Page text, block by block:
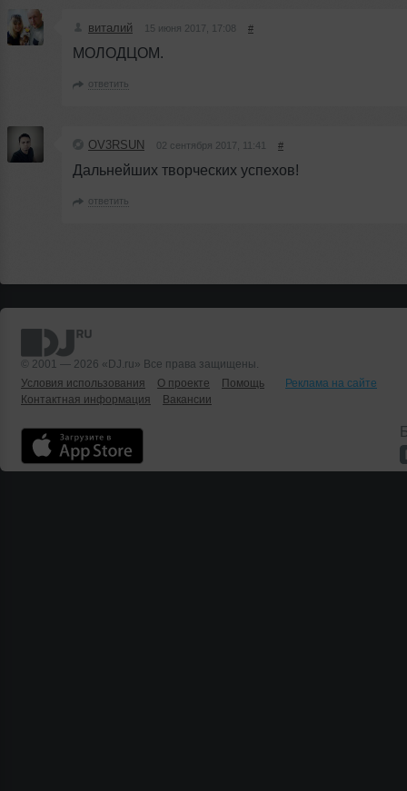
виталий 15 июня 2017, 17:08 #
МОЛОДЦОМ.
ответить
OV3RSUN 02 сентября 2017, 11:41 #
Дальнейших творческих успехов!
ответить
© 2001 — 2026 «DJ.ru» Все права защищены.
Условия использования
О проекте Помощь
Реклама на сайте
Контактная информация
Вакансии